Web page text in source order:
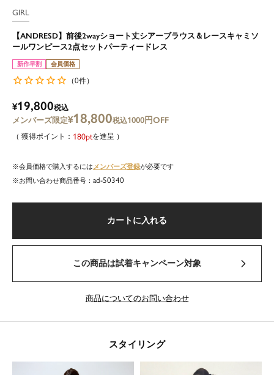
GIRL
【ANDRESD】前後2wayショート丈シアーブラウス＆レースキャミソ
ールワンピース2点セットパーティードレス
新作早割 会員価格
（0件）
¥19,800税込
¥18,800税込1000円OFF
180 を進呈
会員価格で購入するには メンバーズ登録が必要です
商品番号
ad-50340
カートに入れる
この商品は試着キャンペーン対象
商品についてのお問い合わせ
スタイリング